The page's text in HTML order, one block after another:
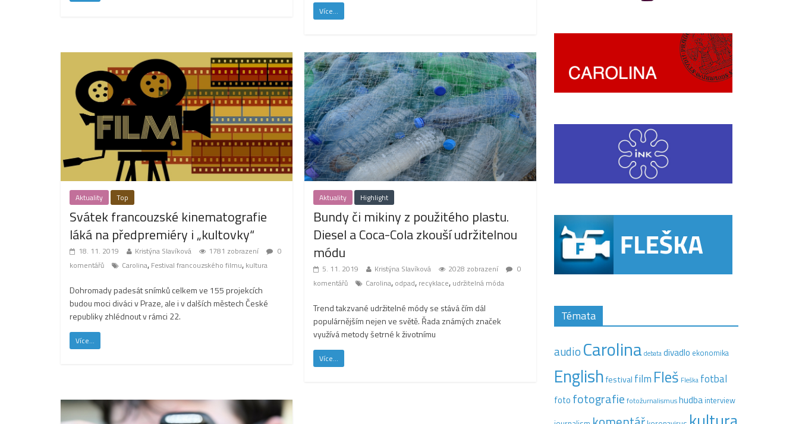
Více...
Aktuality Top
Svátek francouzské kinematografie
láká na předpremiéry i „kultovky“
18. 11. 2019 Kristýna Slavíková 1781 zobrazení
0
komentářů
Carolina, Festival francouzského filmu, kultura
Dohromady padesát snímků celkem ve 155 projekcích
budou moci diváci v Praze, ale i v dalších městech České
republiky zhlédnout v rámci 22.
Více...
Aktuality Highlight
Bundy či mikiny z použitého plastu.
Diesel a Coca-Cola zkouší udržitelnou
módu
5. 11. 2019 Kristýna Slavíková 2028 zobrazení
0
komentářů
Carolina, odpad, recyklace, udržitelná móda
Trend takzvané udržitelné módy se stává čím dál
populárnějším nejen ve světě. Řada známých značek
využívá metody šetrné k životnímu
Více...
Témata
audio Carolina debatadivadlo ekonomika
Englishfestival film Fleš Fleška fotbal
foto fotografie fotožurnalismushudba interview